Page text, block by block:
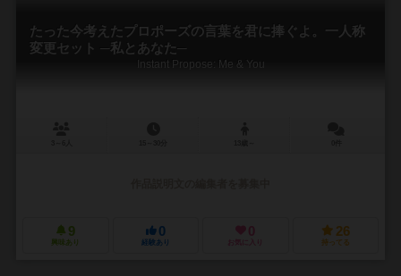
たった今考えたプロポーズの言葉を君に捧ぐよ。一人称
変更セット ─私とあなた─
Instant Propose: Me & You
9
興味あり
0
経験あり
0
お気に入り
26
持ってる